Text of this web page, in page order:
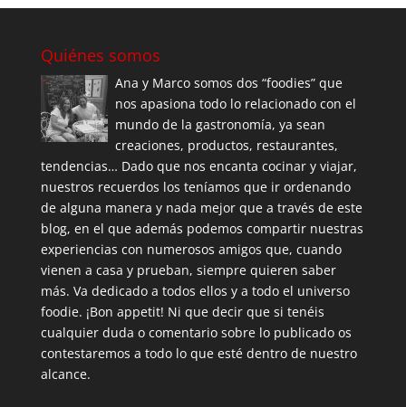
Quiénes somos
Ana y Marco somos dos “foodies” que
nos apasiona todo lo relacionado con el
mundo de la gastronomía, ya sean
creaciones, productos, restaurantes,
tendencias… Dado que nos encanta cocinar y viajar,
nuestros recuerdos los teníamos que ir ordenando
de alguna manera y nada mejor que a través de este
blog, en el que además podemos compartir nuestras
experiencias con numerosos amigos que, cuando
vienen a casa y prueban, siempre quieren saber
más. Va dedicado a todos ellos y a todo el universo
foodie. ¡Bon appetit! Ni que decir que si tenéis
cualquier duda o comentario sobre lo publicado os
contestaremos a todo lo que esté dentro de nuestro
alcance.